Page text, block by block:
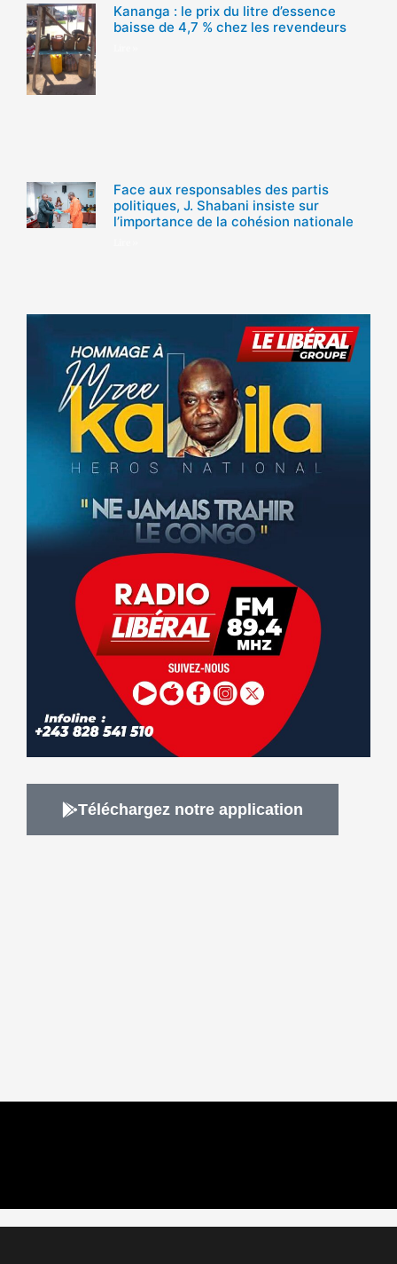
Kananga : le prix du litre d’essence
baisse de 4,7 % chez les revendeurs
Face aux responsables des partis
politiques, J. Shabani insiste sur
l’importance de la cohésion nationale
Téléchargez notre application